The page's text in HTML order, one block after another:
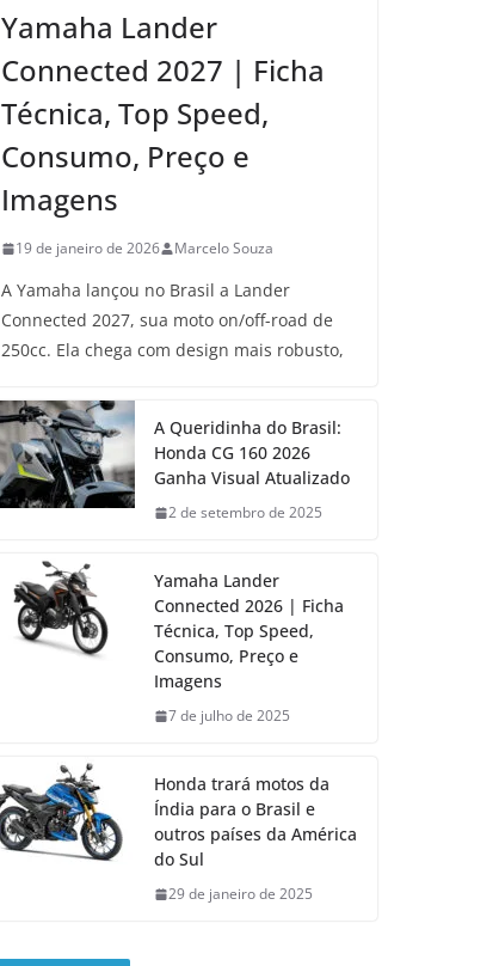
Yamaha Lander
Connected 2027 | Ficha
Técnica, Top Speed,
Consumo, Preço e
Imagens
19 de janeiro de 2026 Marcelo Souza
A Yamaha lançou no Brasil a Lander
Connected 2027, sua moto on/off-road de
250cc. Ela chega com design mais robusto,
A Queridinha do Brasil:
Honda CG 160 2026
Ganha Visual Atualizado
2 de setembro de 2025
Yamaha Lander
Connected 2026 | Ficha
Técnica, Top Speed,
Consumo, Preço e
Imagens
7 de julho de 2025
Honda trará motos da
Índia para o Brasil e
outros países da América
do Sul
29 de janeiro de 2025